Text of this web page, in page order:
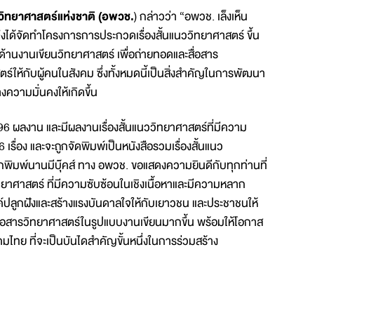
ยาศาสตร์แห่งชาติ (อพวช.) กล่าวว่า “อพวช. เล็งเห็น
จัดทำโครงการการประกวดเรื่องสั้นแนววิทยาศาสตร์ ขึ้น
นงานเขียนวิทยาศาสตร์ เพื่อถ่ายทอดและสื่อสาร
ร์ให้กับผู้คนในสังคม ซึ่งทั้งหมดนี้เป็นสิ่งสำคัญในการพัฒนา
ความมั่นคงให้เกิดขึ้น
ผลงาน และมีผลงานเรื่องสั้นแนววิทยาศาสตร์ที่มีความ
รื่อง และจะถูกจัดพิมพ์เป็นหนังสือรวมเรื่องสั้นแนว
พิมพ์นานมีบุ๊คส์ ทาง อพวช. ขอแสดงความยินดีกับทุกท่านที่
ศาสตร์ ที่มีความซับซ้อนในเชิงเนื้อหาและมีความหลาก
กฝังและสร้างแรงบันดาลใจให้กับเยาวชน และประชาชนให้
ารวิทยาศาสตร์ในรูปแบบงานเขียนมากขึ้น พร้อมให้โอกาส
ไทย ที่จะเป็นบันไดสำคัญขั้นหนึ่งในการร่วมสร้าง